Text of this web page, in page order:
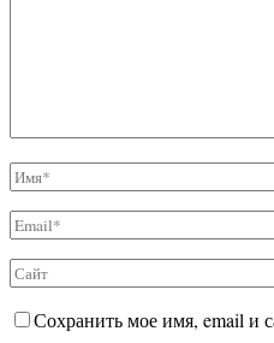
Сохранить мое имя, email и